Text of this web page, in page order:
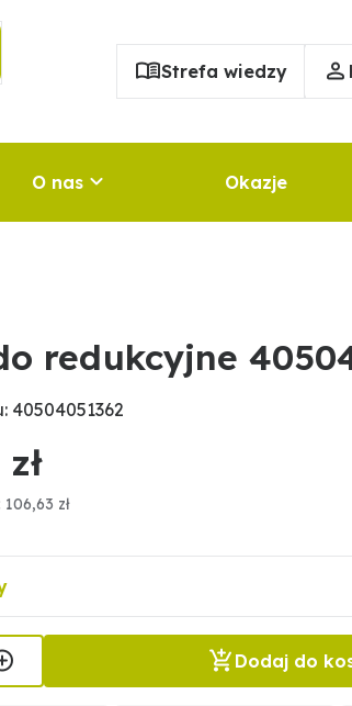
Strefa wiedzy
O nas Okazje
redukcyjne
40504051362
zł
Dodaj do